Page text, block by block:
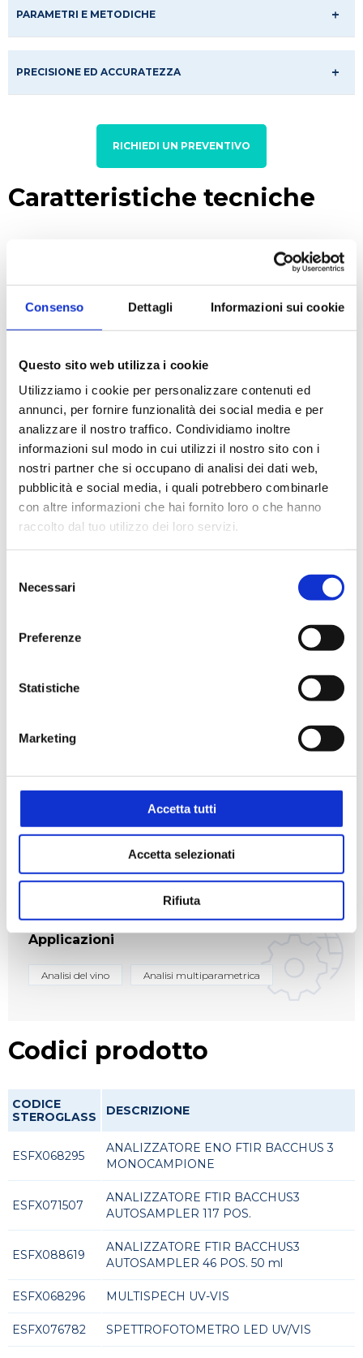
Consenso Dettagli Informazioni sui cookie
Questo sito web utilizza i cookie
Utilizziamo i cookie per personalizzare contenuti ed
annunci, per fornire funzionalità dei social media e per
analizzare il nostro traffico. Condividiamo inoltre
informazioni sul modo in cui utilizzi il nostro sito con i
nostri partner che si occupano di analisi dei dati web,
pubblicità e social media, i quali potrebbero combinarle
con altre informazioni che hai fornito loro o che hanno
raccolto dal tuo utilizzo dei loro servizi.
delNecessari
Preferenze
Statistiche
Marketing
Accetta tutti
Accetta selezionati
Rifiuta
PARAMETRI E METODICHE
PRECISIONE ED ACCURATEZZA
RICHIEDI UN PREVENTIVO
Caratteristiche tecniche
Calibrazioni universali per tutti i tipi di vini e mosti.
Controllo dell'ottica in tempo reale: opto-isolato,
controllo temperature e umidità. Allineamento
Regolazione della temperatura a 28°C (± 0.1°C)
mediante celle Peltier: i campioni in aspirazione
possono avere temperature tra 5 e 35°C.
Filtrazione e degasaggio in linea.
Doppia fonte di illuminazione con lampada
alogena/deuterio (2,000 ore).
Cambio rapido di tutti i moduli standard
Sistema facilmente upgradabile.
ENO BACCHUS3.PDF
Applicazioni
Analisi del vino Analisi multiparametrica
Codici prodotto
CODICE
STEROGLASS
DESCRIZIONE
ESFX068295
ANALIZZATORE ENO FTIR BACCHUS 3
MONOCAMPIONE
ESFX071507
ANALIZZATORE FTIR BACCHUS3
AUTOSAMPLER 117 POS.
ESFX088619
ANALIZZATORE FTIR BACCHUS3
AUTOSAMPLER 46 POS. 50 ml
ESFX068296 MULTISPECH UV-VIS
ESFX076782 SPETTROFOTOMETRO LED UV/VIS